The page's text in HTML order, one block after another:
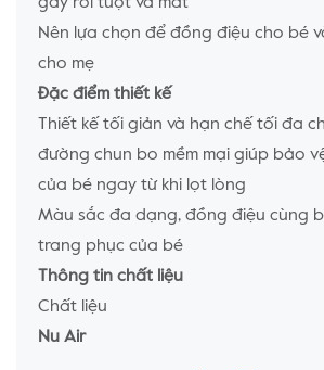
Nên lựa chọn để đồng điệu cho bé
cho mẹ
Đặc điểm thiết kế
Thiết kế tối giản và hạn chế tối đa
đường chun bo mềm mại giúp bảo
của bé ngay từ khi lọt lòng
Màu sắc đa dạng, đồng điệu cùng
trang phục của bé
Thông tin chất liệu
Chất liệu
Nu Air